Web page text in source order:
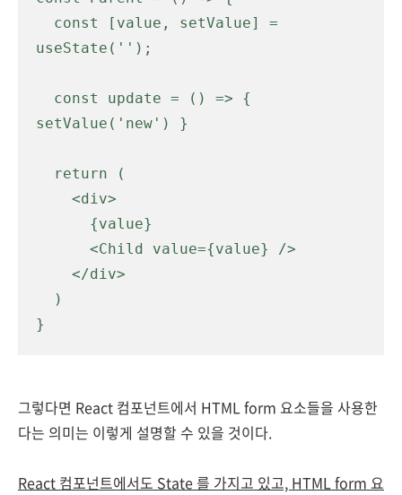
useState('');
setValue('new') }
}
그렇다면 React 컴포넌트에서 HTML form 요소들을 사용한
다는 의미는 이렇게 설명할 수 있을 것이다.
React 컴포넌트에서도 State 를 가지고 있고, HTML form 요